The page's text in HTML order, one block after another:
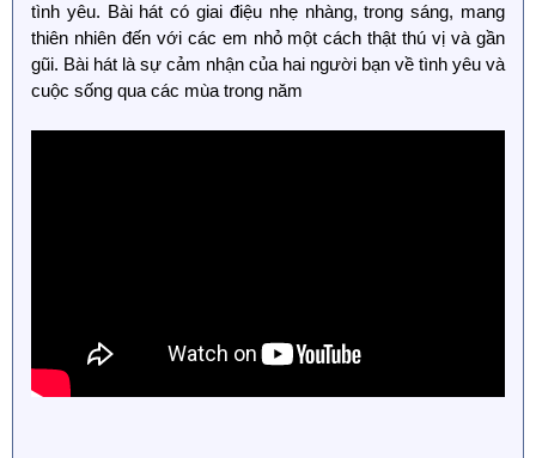
tình yêu. Bài hát có giai điệu nhẹ nhàng, trong sáng, mang
thiên nhiên đến với các em nhỏ một cách thật thú vị và gần
gũi. Bài hát là sự cảm nhận của hai người bạn về tình yêu và
cuộc sống qua các mùa trong năm